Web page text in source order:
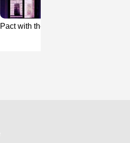
Pact with the Devil